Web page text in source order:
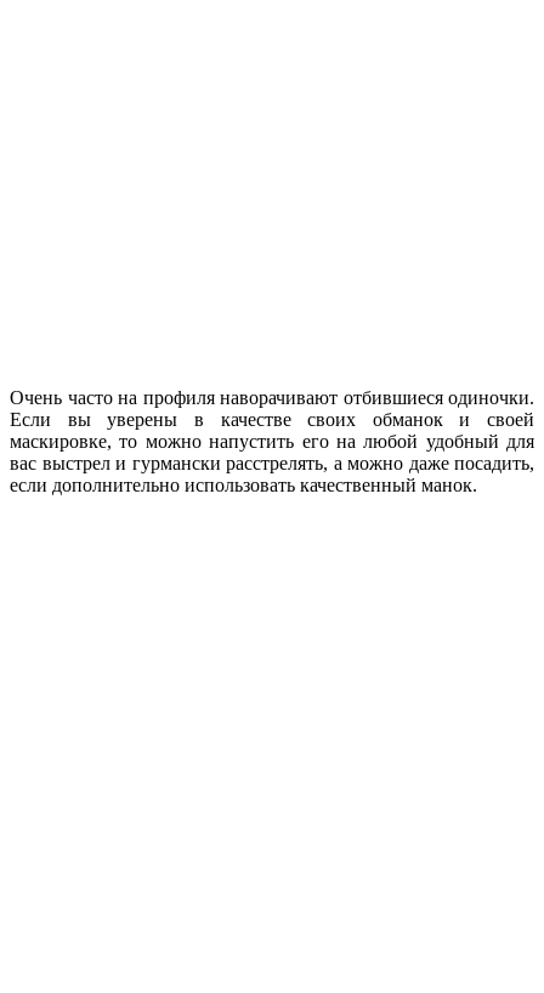
Очень часто на профиля наворачивают отбившиеся одиночки.
Если вы уверены в качестве своих обманок и своей
маскировке, то можно напустить его на любой удобный для
вас выстрел и гурмански расстрелять, а можно даже посадить,
если дополнительно использовать качественный манок.